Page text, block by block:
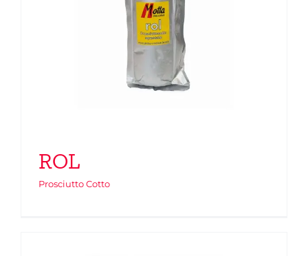
ROL
Prosciutto Cotto